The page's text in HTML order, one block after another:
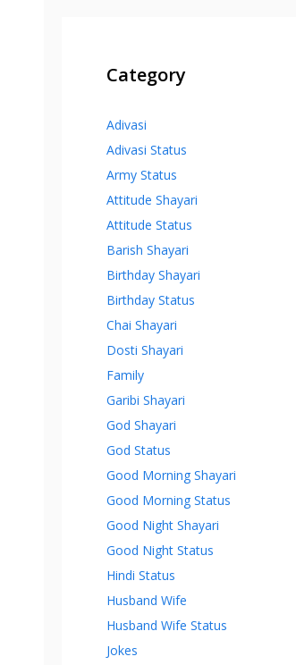
Category
Adivasi
Adivasi Status
Army Status
Attitude Shayari
Attitude Status
Barish Shayari
Birthday Shayari
Birthday Status
Chai Shayari
Dosti Shayari
Family
Garibi Shayari
God Shayari
God Status
Good Morning Shayari
Good Morning Status
Good Night Shayari
Good Night Status
Hindi Status
Husband Wife
Husband Wife Status
Jokes